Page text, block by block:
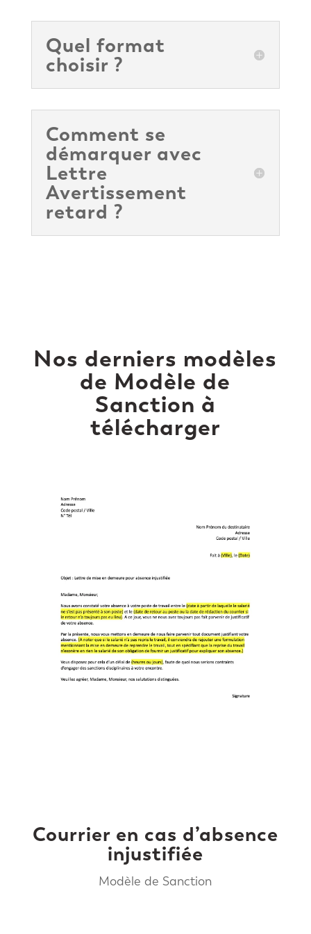
Quel format
choisir ?
Comment se
démarquer avec
Lettre
Avertissement
retard ?
Nos derniers modèles
de Modèle de
Sanction à
télécharger
Courrier en cas d’absence
injustifiée
Modèle de Sanction